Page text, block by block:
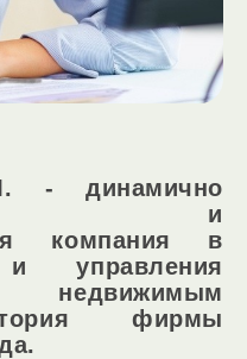
- динамично
и
компания в
управления
фирмы